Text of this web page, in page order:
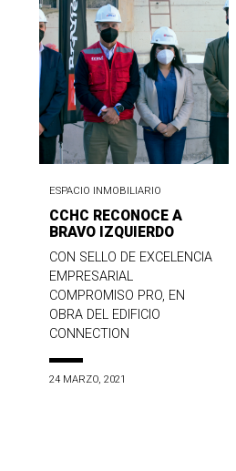
ESPACIO INMOBILIARIO
CCHC RECONOCE A
BRAVO IZQUIERDO
CON SELLO DE EXCELENCIA
EMPRESARIAL
COMPROMISO PRO, EN
OBRA DEL EDIFICIO
CONNECTION
24 MARZO, 2021